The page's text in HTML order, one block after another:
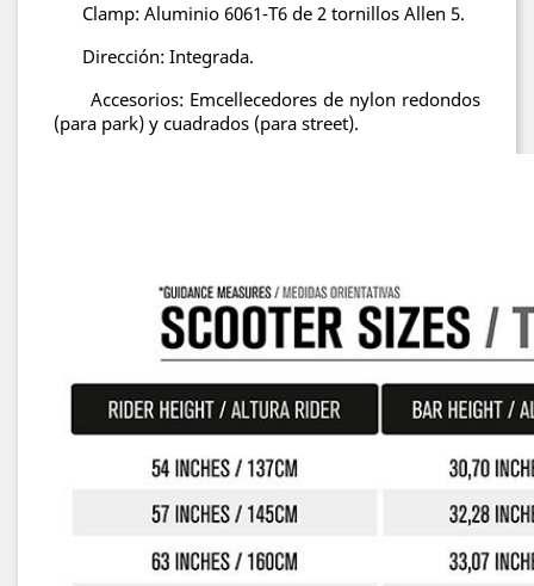
Clamp: Aluminio 6061-T6 de 2 tornillos Allen 5.
Dirección: Integrada.
Accesorios: Emcellecedores de nylon redondos
(para park) y cuadrados (para street).